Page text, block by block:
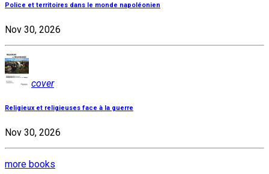
Police et territoires dans le monde napoléonien
Nov 30, 2026
cover
Religieux et religieuses face à la guerre
Nov 30, 2026
more books